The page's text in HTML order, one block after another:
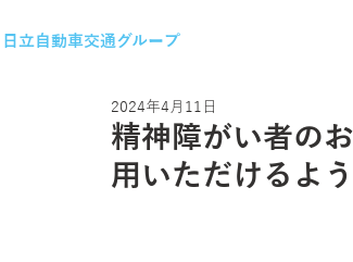
日立自動車交通グループ
精神障がい者の
用いただけるよ
2024年4月11日